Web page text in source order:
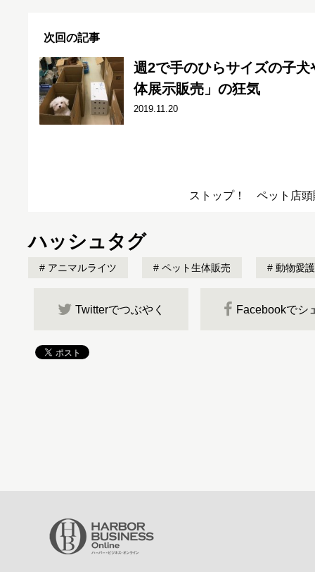
次回の記事
週2で手のひらサイズの子
体展示販売」の狂気
2019.11.20
ストップ！ ペット店頭
ハッシュタグ
アニマルライツ ペット生体販売 動物愛護
Twitterでつぶやく Facebookでシ